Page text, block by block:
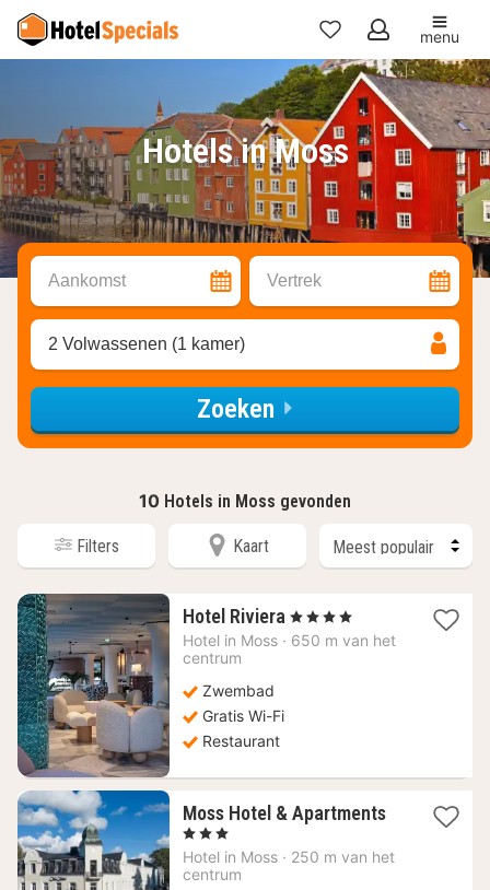
Mijn
favorieten
menu
Hotels in Moss
Aankomst Vertrek
2 Volwassenen (1 kamer)
Zoeken
10 Hotels in Moss gevonden
Filters Kaart
Hotel Riviera 1
nacht
, 4 Sterren
Hotel in Moss · 650 m van het
centrum
Zwembad
Gratis Wi-Fi
Restaurant
Moss Hotel & Apartments1
vanaf
, 3 Sterren
Hotel in Moss · 250 m van het
centrum